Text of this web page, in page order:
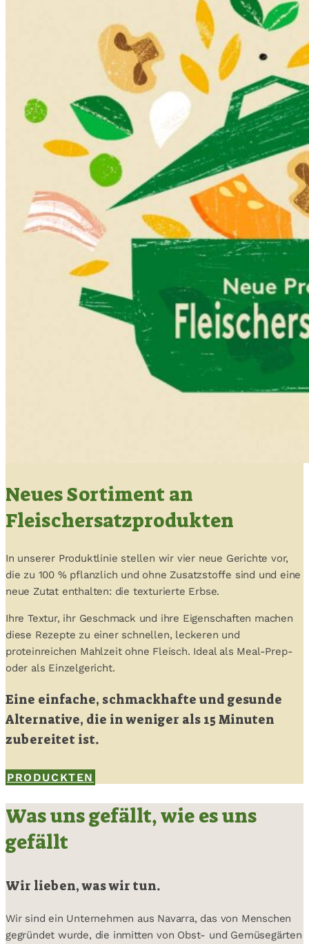
Neues Sortiment an
Fleischersatzprodukten
In unserer Produktlinie stellen wir vier neue Gerichte vor,
die zu 100 % pflanzlich und ohne Zusatzstoffe sind und eine
neue Zutat enthalten: die texturierte Erbse.
Ihre Textur, ihr Geschmack und ihre Eigenschaften machen
diese Rezepte zu einer schnellen, leckeren und
proteinreichen Mahlzeit ohne Fleisch. Ideal als Meal-Prep-
oder als Einzelgericht.
Eine einfache, schmackhafte und gesunde
Alternative, die in weniger als 15 Minuten
zubereitet ist.
PRODUCKTEN
Was uns gefällt, wie es uns
gefällt
Wir lieben, was wir tun.
Wir sind ein Unternehmen aus Navarra, das von Menschen
gegründet wurde, die inmitten von Obst- und Gemüsegärten